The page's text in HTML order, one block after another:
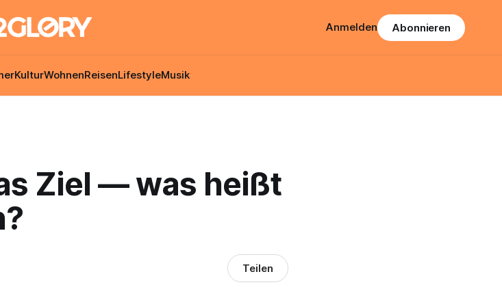
KulturWohnenReisenLifestyleMusik
Anmelden Abonnieren
Ziel — was heißt
Teilen